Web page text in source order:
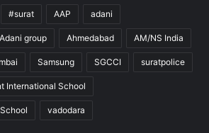
#surat AAP adani
Adani group Ahmedabad AM/NS India
Samsung SGCCI suratpolice
International School
vadodara